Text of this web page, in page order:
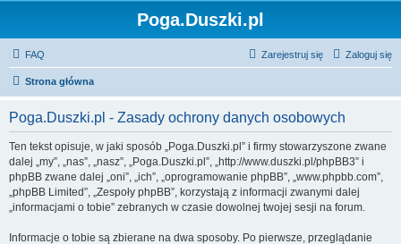
Poga.Duszki.pl
FAQ Zaloguj się
Zarejestruj się
Strona główna
Poga.Duszki.pl - Zasady ochrony danych osobowych
Ten tekst opisuje, w jaki sposób „Poga.Duszki.pl” i firmy stowarzyszone zwane
dalej „my”, „nas”, „nasz”, „Poga.Duszki.pl”, „http://www.duszki.pl/phpBB3” i
phpBB zwane dalej „oni”, „ich”, „oprogramowanie phpBB”, „www.phpbb.com”,
„phpBB Limited”, „Zespoły phpBB”, korzystają z informacji zwanymi dalej
„informacjami o tobie” zebranych w czasie dowolnej twojej sesji na forum.
Informacje o tobie są zbierane na dwa sposoby. Po pierwsze, przeglądanie